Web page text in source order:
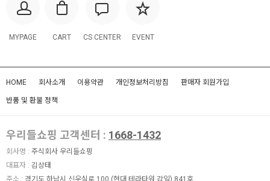
MYPAGE CART CS CENTER EVENT
HOME 회사소개 이용약관 개인정보처리방침 판매자 회원가입
반품 및 환불 정책
우리들쇼핑 고객센터 : 1668-1432
회사명 : 주식회사 우리들쇼핑
대표자 : 김상태
주소 : 경기도 하남시 신우실로 100 (현대 테라타워 감일) 841호